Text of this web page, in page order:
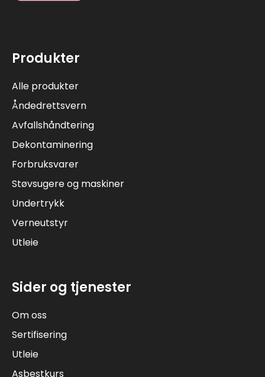
Produkter
Alle produkter
Åndedrettsvern
Avfallshåndtering
Dekontaminering
Forbruksvarer
Støvsugere og maskiner
Undertrykk
Verneutstyr
Utleie
Sider og tjenester
Om oss
Sertifisering
Utleie
Asbestkurs